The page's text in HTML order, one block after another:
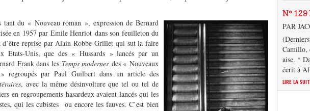
tant du « Nouveau roman », expression de Bernard
en 1957 par Emile Henriot dans son feuilleton du
d’être reprise par Alain Robbe-Grillet qui sut la faire
Etats-Unis, que des « Hussards » lancés par un
Frank dans les Temps modernes des « Nouveaux
» regroupés par Paul Guilbert dans un article des
, avec la même désinvolture que tel ou tel de
en regroupements hasardeux avaient lancés qui les
qui les cubistes ou encore les fauves. C’est bien
N°
PAR
Camillo,
aise. *
écrit à
LIRE LA